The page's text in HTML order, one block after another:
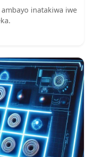
inatakiwa iwe